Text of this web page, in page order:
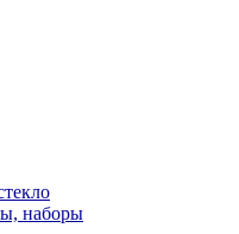
наборы